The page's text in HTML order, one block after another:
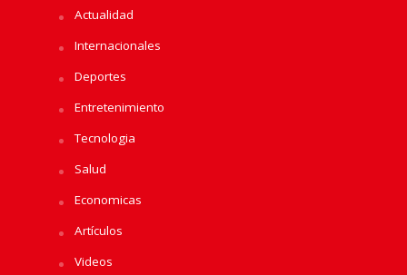
Actualidad
Internacionales
Deportes
Entretenimiento
Tecnologia
Salud
Economicas
Artículos
Videos